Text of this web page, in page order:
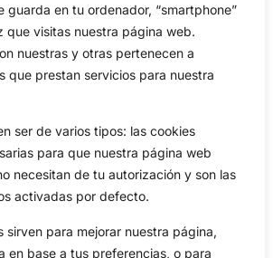
guarda en tu ordenador, “smartphone”
que visitas nuestra página web.
nuestras y otras pertenecen a
que prestan servicios para nuestra
ser de varios tipos: las cookies
para que nuestra página web
necesitan de tu autorización y son las
activadas por defecto.
sirven para mejorar nuestra página,
en base a tus preferencias, o para
toda la actualidad, información del golf
resultados en directo, vídeos, noticias,
Tour, Ryder Cup, DP World Tour, LPGA
Tour...
Ryder Cup
Reglas
Vídeos